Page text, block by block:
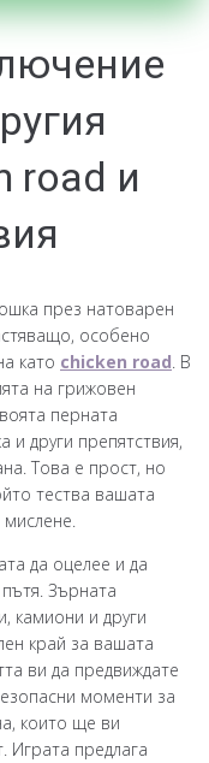
road и
през натоварен
особено
като chicken road. В
на грижовен
перната
и други препятствия,
Това е прост, но
тества вашата
мислене.
да оцелее и да
Зърната
камиони и други
край за вашата
ви да предвиждате
моменти за
които ще ви
Играта предлага